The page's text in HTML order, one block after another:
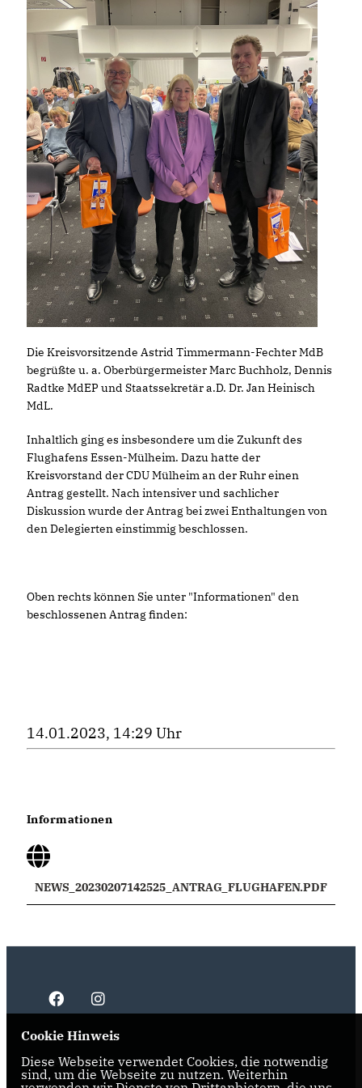
Die Kreisvorsitzende Astrid Timmermann-Fechter MdB
begrüßte u. a. Oberbürgermeister Marc Buchholz, Dennis
Radtke MdEP und Staatssekretär a.D. Dr. Jan Heinisch
MdL.
Inhaltlich ging es insbesondere um die Zukunft des
Flughafens Essen-Mülheim. Dazu hatte der
Kreisvorstand der CDU Mülheim an der Ruhr einen
Antrag gestellt. Nach intensiver und sachlicher
Diskussion wurde der Antrag bei zwei Enthaltungen von
den Delegierten einstimmig beschlossen.
Oben rechts können Sie unter "Informationen" den
beschlossenen Antrag finden:
14.01.2023, 14:29 Uhr
Informationen
NEWS_20230207142525_ANTRAG_FLUGHAFEN.PDF
IMPRESSUM DATENSCHUTZ KONTAKT
Cookie Hinweis
Diese Webseite verwendet Cookies, die notwendig
sind, um die Webseite zu nutzen. Weiterhin